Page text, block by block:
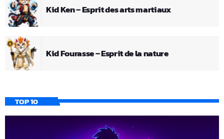
Kid Ken – Esprit des arts martiaux
Kid Fourasse – Esprit de la nature
TOP 10